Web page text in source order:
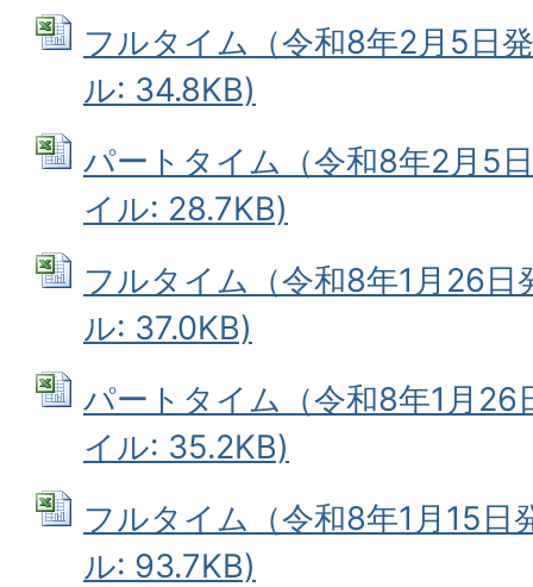
フルタイム（令和8年2月5日
ル: 34.8KB)
パートタイム（令和8年2月5
イル: 28.7KB)
フルタイム（令和8年1月26
ル: 37.0KB)
パートタイム（令和8年1月26
イル: 35.2KB)
フルタイム（令和8年1月15日
ル: 93.7KB)